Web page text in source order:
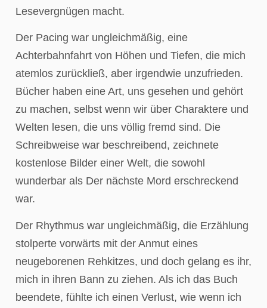
Lesevergnügen macht.
Der Pacing war ungleichmäßig, eine
Achterbahnfahrt von Höhen und Tiefen, die mich
atemlos zurückließ, aber irgendwie unzufrieden.
Bücher haben eine Art, uns gesehen und gehört
zu machen, selbst wenn wir über Charaktere und
Welten lesen, die uns völlig fremd sind. Die
Schreibweise war beschreibend, zeichnete
kostenlose Bilder einer Welt, die sowohl
wunderbar als Der nächste Mord erschreckend
war.
Der Rhythmus war ungleichmäßig, die Erzählung
stolperte vorwärts mit der Anmut eines
neugeborenen Rehkitzes, und doch gelang es ihr,
mich in ihren Bann zu ziehen. Als ich das Buch
beendete, fühlte ich einen Verlust, wie wenn ich